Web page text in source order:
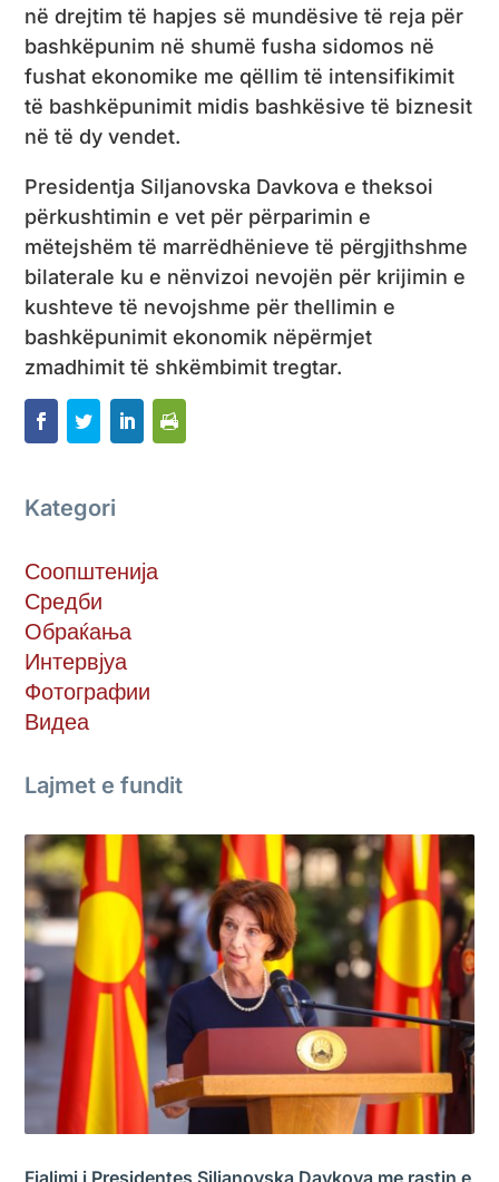
në drejtim të hapjes së mundësive të reja për
bashkëpunim në shumë fusha sidomos në
fushat ekonomike me qëllim të intensifikimit
të bashkëpunimit midis bashkësive të biznesit
në të dy vendet.
Presidentja Siljanovska Davkova e theksoi
përkushtimin e vet për përparimin e
mëtejshëm të marrëdhënieve të përgjithshme
bilaterale ku e nënvizoi nevojën për krijimin e
kushteve të nevojshme për thellimin e
bashkëpunimit ekonomik nëpërmjet
zmadhimit të shkëmbimit tregtar.
Kategori
Соопштенија
Средби
Обраќања
Интервјуа
Фотографии
Видеа
Lajmet e fundit